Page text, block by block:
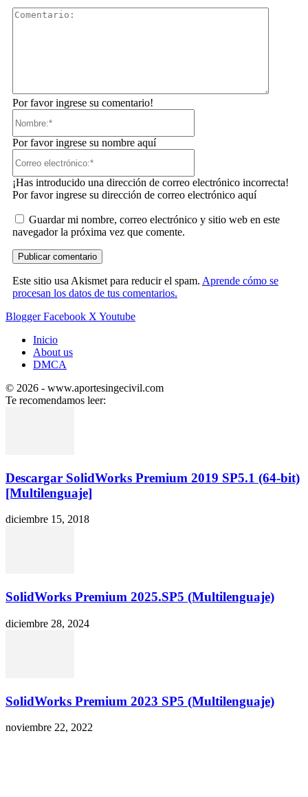
Por favor ingrese su comentario!
Por favor ingrese su nombre aquí
¡Has introducido una dirección de correo electrónico incorrecta!
Por favor ingrese su dirección de correo electrónico aquí
Guardar mi nombre, correo electrónico y sitio web en este
navegador la próxima vez que comente.
Este sitio usa Akismet para reducir el spam. Aprende cómo se
procesan los datos de tus comentarios.
Blogger Facebook X Youtube
Inicio
About us
DMCA
© 2026 - www.aportesingecivil.com
Te recomendamos leer:
Descargar SolidWorks Premium 2019 SP5.1 (64-bit)
[Multilenguaje]
diciembre 15, 2018
SolidWorks Premium 2025.SP5 (Multilenguaje)
diciembre 28, 2024
SolidWorks Premium 2023 SP5 (Multilenguaje)
noviembre 22, 2022